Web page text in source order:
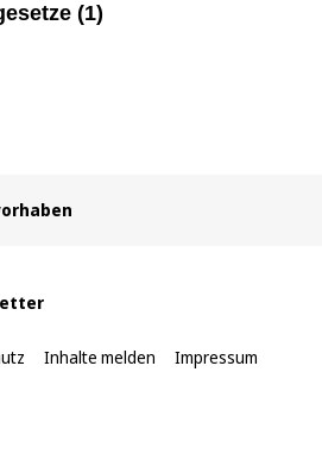
(1)
Inhalte melden Impressum